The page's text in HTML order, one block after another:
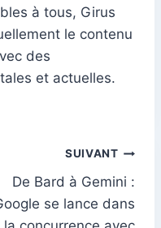
à tous, Girus
le contenu
des
et actuelles.
SUIVANT
De Bard à Gemini :
se lance dans